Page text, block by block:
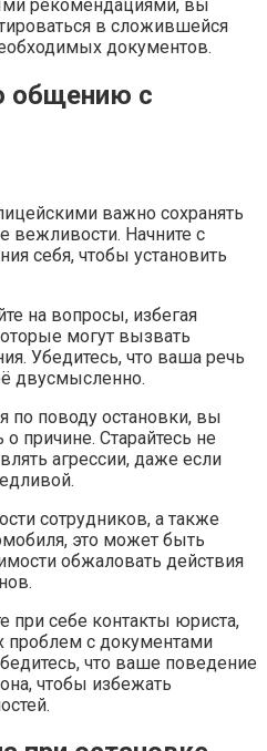
рекомендациями, вы
в сложившейся
документов.
общению с
важно сохранять
вежливости. Начните с
себя, чтобы установить
на вопросы, избегая
могут вызвать
Убедитесь, что ваша речь
двусмысленно.
по поводу остановки, вы
причине. Старайтесь не
агрессии, даже если
сотрудников, а также
это может быть
обжаловать действия
при себе контакты юриста,
проблем с документами
что ваше поведение
чтобы избежать